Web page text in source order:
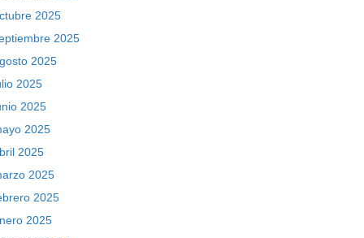
2025
2025
2025
2025
2025
2025
2025
2025
2025
2025